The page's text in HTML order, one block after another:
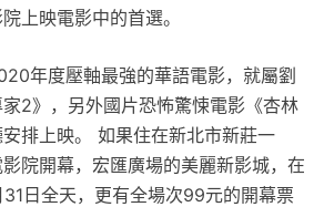
上映電影中的首選。
年度壓軸最強的華語電影，就屬劉
2》，另外國片恐怖驚悚電影《杏林
排上映。 如果住在新北市新莊一
院開幕，宏匯廣場的美麗新影城，在
日全天，更有全場次99元的開幕票